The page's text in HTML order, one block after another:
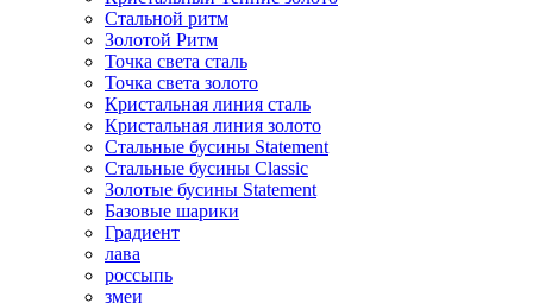
Стальной ритм
Золотой Ритм
Точка света сталь
Точка света золото
Кристальная линия сталь
Кристальная линия золото
Стальные бусины Statement
Стальные бусины Classic
Золотые бусины Statement
Базовые шарики
Градиент
лава
россыпь
змеи